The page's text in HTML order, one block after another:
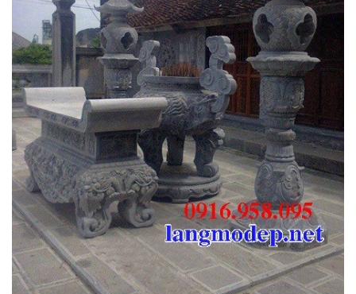
bàn lễ từ đường đình đền chùa miếu bằng đá tự nhiên nguyên
khối tại Hậu Giang
Xem thêm:Những mẫu bàn lễ bằng đá được ưa
chuộng nhất hiện nay
Cơ sở đá mỹ nghệ ninh vân chúng tôi chuyên thi công lắp
đặt :Khu lăng mộ đá,lăng mộ đá đẹp,mộ đá đẹp,cuốn